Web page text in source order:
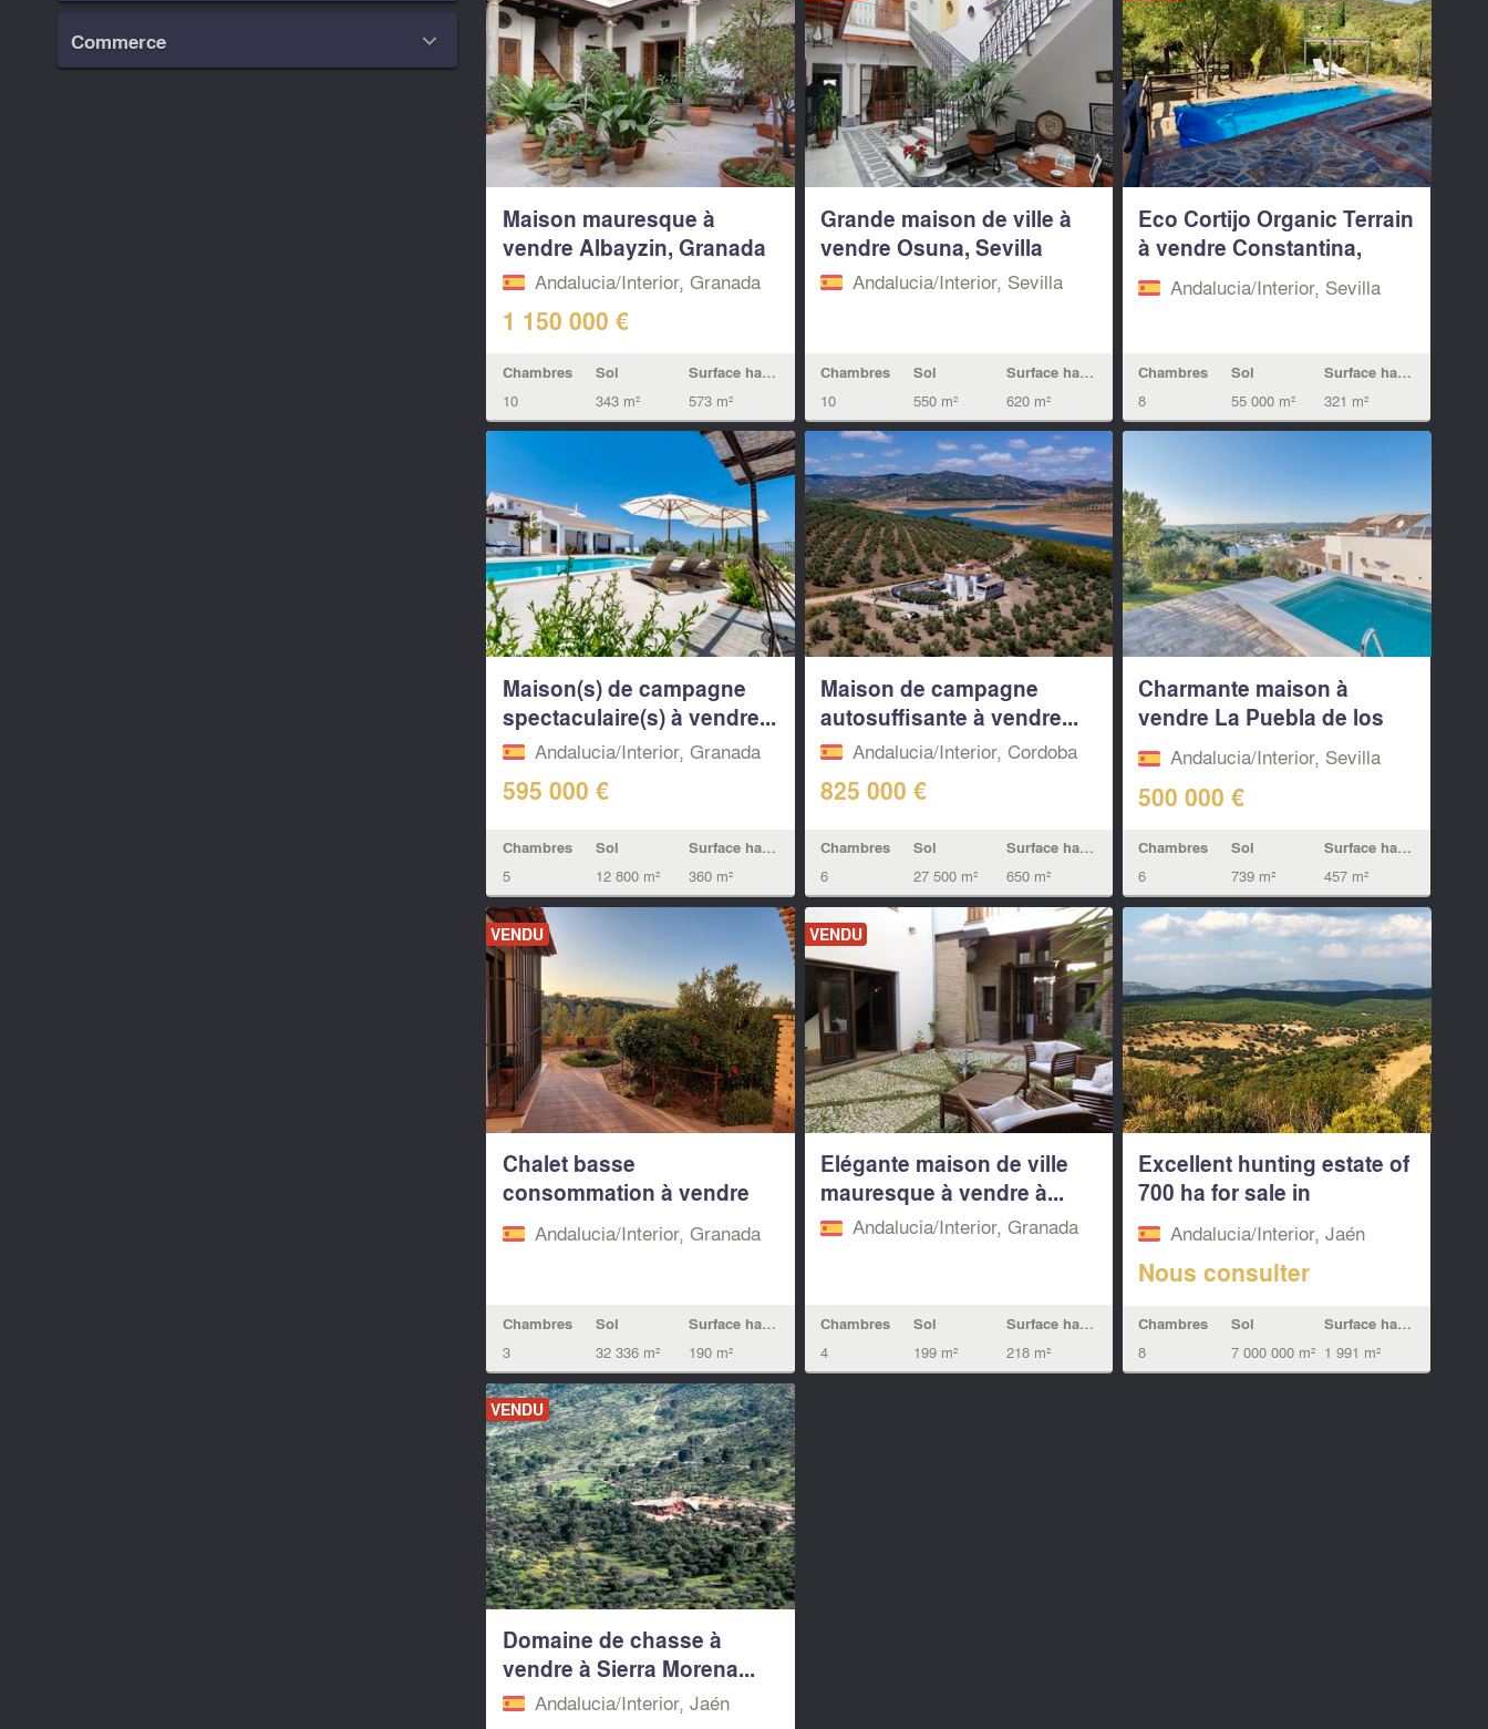
Commerce 
Maison mauresque à
vendre Albayzin, Granada
Andalucia/Interior, Granada
1 150 000 €
Chambres
10
Sol
343 m²
Surface habitable
573 m²
Grande maison de ville à
vendre Osuna, Sevilla
Andalucia/Interior, Sevilla
Chambres
10
Sol
550 m²
Surface habitable
620 m²
Eco Cortijo Organic Terrain
à vendre Constantina,
SevillaAndalucia/Interior, Sevilla
Chambres
8
Sol
55 000 m²
Surface habitable
321 m²
Maison(s) de campagne
spectaculaire(s) à vendre...
Andalucia/Interior, Granada
595 000 €
Chambres
5
Sol
12 800 m²
Surface habitable
360 m²
Maison de campagne
autosuffisante à vendre...
Andalucia/Interior, Cordoba
825 000 €
Chambres
6
Sol
27 500 m²
Surface habitable
650 m²
Charmante maison à
vendre La Puebla de los
Infantes...
Andalucia/Interior, Sevilla
500 000 €
Chambres
6
Sol
739 m²
Surface habitable
457 m²
VENDU
Chalet basse
consommation à vendre
Alomartes...
Andalucia/Interior, Granada
Chambres
3
Sol
32 336 m²
Surface habitable
190 m²
VENDU
Elégante maison de ville
mauresque à vendre à...
Andalucia/Interior, Granada
Chambres
4
Sol
199 m²
Surface habitable
218 m²
Excellent hunting estate of
700 ha for sale in
southern...
Andalucia/Interior, Jaén
Nous consulter
Chambres
8
Sol
7 000 000 m²
Surface habitable
1 991 m²
VENDU
Domaine de chasse à
vendre à Sierra Morena...
Andalucia/Interior, Jaén